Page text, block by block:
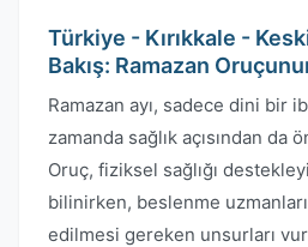
Türkiye - Kırıkkale -
Bakış: Ramazan
Ramazan ayı, sadece dini bir
zamanda sağlık açısından da
Oruç, fiziksel sağlığı
bilinirken, beslenme
edilmesi gereken unsurları